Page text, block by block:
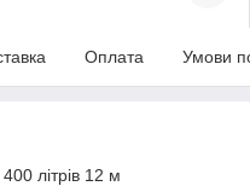
Оплата Умови
літрів 12 м